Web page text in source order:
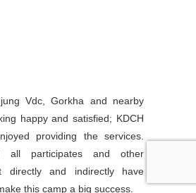
Vdc, Gorkha and nearby
happy and satisfied; KDCH
providing the services.
all participates and other
directly and indirectly have
this camp a big success.